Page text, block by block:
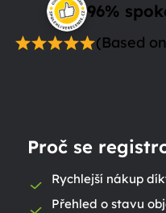
96%
(Based
Proč se
Rychlejší nákup
Přehled o stavu